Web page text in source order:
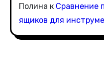
Полина к Сравнение
ящиков для